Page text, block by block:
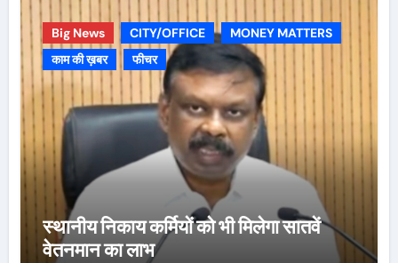
Big News CITY/OFFICE
MONEY MATTERS
काम की ख़बर
फीचर
स्थानीय निकाय कर्मियों को भी मिलेगा सातवें
वेतनमान का लाभ